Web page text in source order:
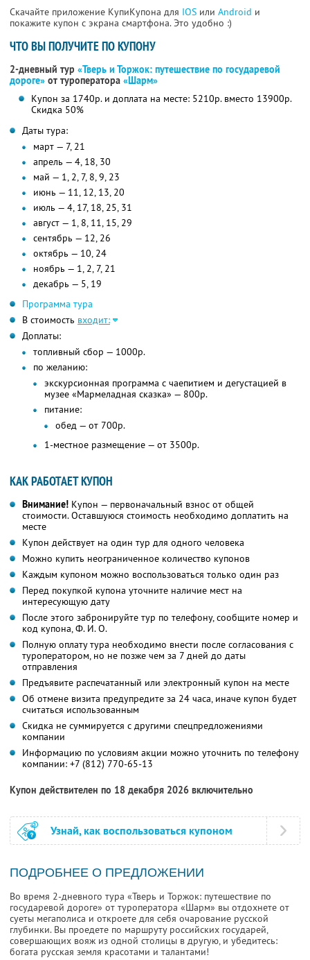
Скачайте приложение КупиКупона для IOS или Android и
покажите купон с экрана смартфона. Это удобно :)
ЧТО ВЫ ПОЛУЧИТЕ ПО КУПОНУ
2-дневный тур «Тверь и Торжок: путешествие по государевой
дороге» от туроператора «Шарм»
Купон за 1740р. и доплата на месте: 5210р. вместо 13900р.
Скидка 50%
Даты тура:
март — 7, 21
апрель — 4, 18, 30
май — 1, 2, 7, 8, 9, 23
июнь — 11, 12, 13, 20
июль — 4, 17, 18, 25, 31
август — 1, 8, 11, 15, 29
сентябрь — 12, 26
октябрь — 10, 24
ноябрь — 1, 2, 7, 21
декабрь — 5, 19
Программа тура
В стоимость входит:
Доплаты:
топливный сбор — 1000р.
по желанию:
экскурсионная программа с чаепитием и дегустацией в
музее «Мармеладная сказка» — 800р.
питание:
обед — от 700р.
1-местное размещение — от 3500р.
КАК РАБОТАЕТ КУПОН
Внимание! Купон — первоначальный взнос от общей
стоимости. Оставшуюся стоимость необходимо доплатить на
месте
Купон действует на один тур для одного человека
Можно купить неограниченное количество купонов
Каждым купоном можно воспользоваться только один раз
Перед покупкой купона уточните наличие мест на
интересующую дату
После этого забронируйте тур по телефону, сообщите номер и
код купона,Ф. И. О.
Полную оплату тура необходимо внести после согласования с
туроператором, но не позже чем за 7 дней до даты
отправления
Предъявите распечатанный или электронный купон на месте
Об отмене визита предупредите за 24 часа, иначе купон будет
считаться использованным
Скидка не суммируется с другими спецпредложениями
компании
Информацию по условиям акции можно уточнить по телефону
компании: +7 (812) 770-65-13
Купон действителен по 18 декабря 2026 включительно
Узнай, как воспользоваться купоном
ПОДРОБНЕЕ О ПРЕДЛОЖЕНИИ
Во время 2-дневного тура «Тверь и Торжок: путешествие по
государевой дороге» от туроператора «Шарм» вы отдохнете от
суеты мегаполиса и откроете для себя очарование русской
глубинки. Вы проедете по маршруту российских государей,
совершающих вояж из одной столицы в другую, и убедитесь:
богата русская земля красотами и талантами!